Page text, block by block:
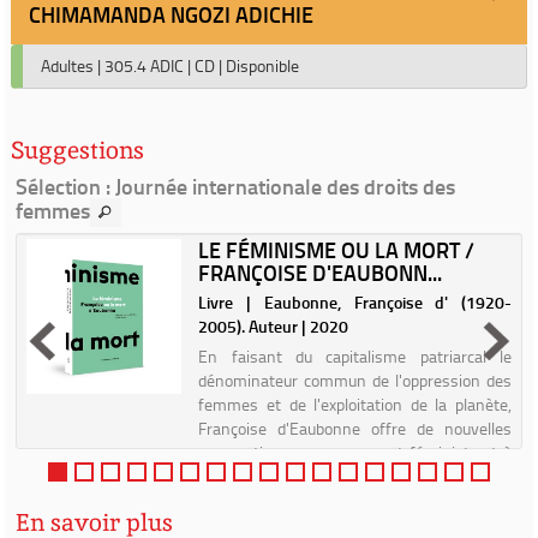
CHIMAMANDA NGOZI ADICHIE
Adultes | 305.4 ADIC | CD | Disponible
Suggestions
Sélection : Journée internationale des droits des
femmes
LE FÉMINISME OU LA MORT /
FRANÇOISE D'EAUBONN...
Livre | Eaubonne, Françoise d' (1920-
2005). Auteur | 2020
En faisant du capitalisme patriarcal le
dénominateur commun de l'oppression des
femmes et de l'exploitation de la planète,
Françoise d'Eaubonne offre de nouvelles
perspectives au mouvement féministe et à
la lutte écologiste. Pour ...
En savoir plus